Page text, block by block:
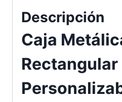
Descripción
Caja
Rectangular